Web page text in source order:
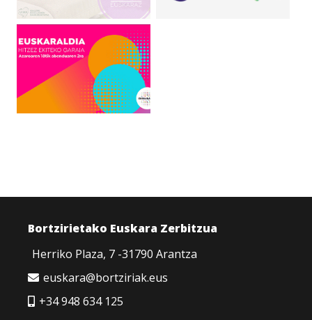
Bortzirietako Euskara Zerbitzua
Herriko Plaza, 7 -31790 Arantza
euskara@bortziriak.eus
+34 948 634 125